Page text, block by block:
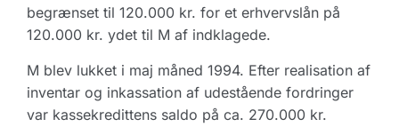
begrænset til 120.000 kr. for et erhvervslån på
120.000 kr. ydet til M af indklagede.
M blev lukket i maj måned 1994. Efter realisation af
inventar og inkassation af udestående fordringer
var kassekredittens saldo på ca. 270.000 kr.